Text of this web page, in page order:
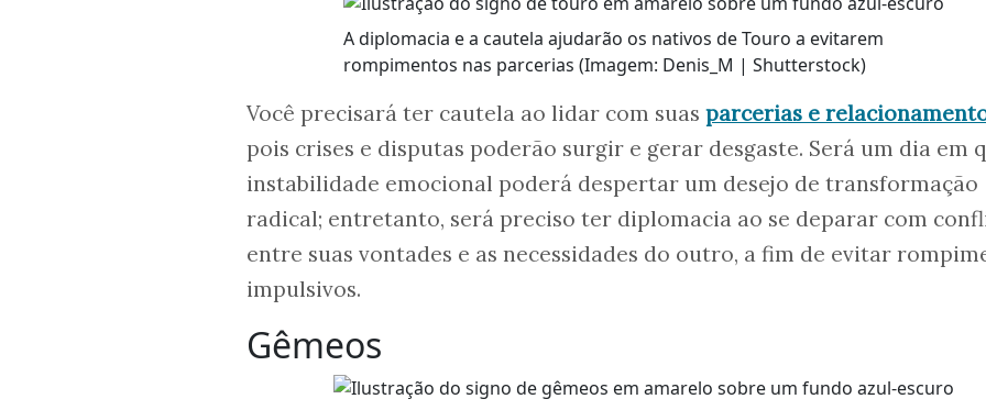
A diplomacia e a cautela ajudarão os nativos de Touro a evitarem
rompimentos nas parcerias (Imagem: Denis_M | Shutterstock)
Você precisará ter cautela ao lidar com suas parcerias e
pois crises e disputas poderão surgir e gerar desgaste. Será um dia em
instabilidade emocional poderá despertar um desejo de transformação
radical; entretanto, será preciso ter diplomacia ao se deparar com
entre suas vontades e as necessidades do outro, a fim de evitar
impulsivos.
Gêmeos